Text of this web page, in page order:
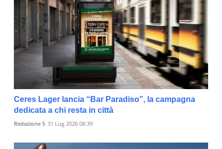
Ceres Lager lancia “Bar Paradiso”, la campagna
dedicata a chi resta in città
Redazione 5 31 Lug 2026 08:39